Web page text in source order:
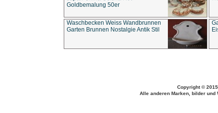
Goldbemalung 50er
Waschbecken Weiss Wandbrunnen
Garten Brunnen Nostalgie Antik Stil
Copyright ©
Alle anderen Marken, bilder und